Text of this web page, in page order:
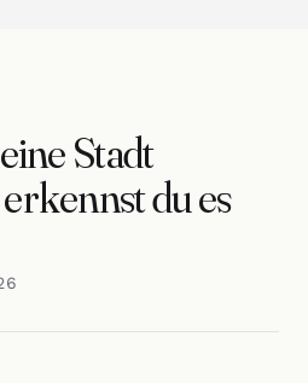
Stadt
du es